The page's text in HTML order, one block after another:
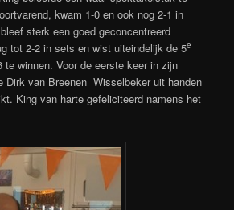
kwam 1-0 en ook nog 2-1 in
sterk een goed geconcentreerd
tot 2-2 in sets en wist uiteindelijk de 5e
te winnen. Voor de eerste keer in zijn
Dirk van Breenen Wisselbeker uit handen
King van harte gefeliciteerd namens het